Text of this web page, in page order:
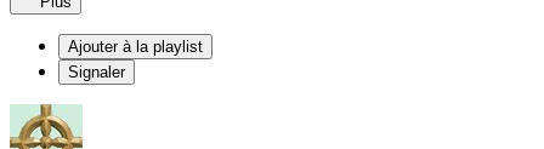
Ajouter à la playlist
Signaler